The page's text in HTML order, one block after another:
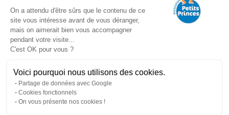
On a attendu d'être sûrs que le contenu de ce
site vous intéresse avant de vous déranger,
mais on aimerait bien vous accompagner
pendant votre visite...
C'est OK pour vous ?
Voici pourquoi nous utilisons des cookies.
Partage de données avec Google
Cookies fonctionnels
On vous présente nos cookies !